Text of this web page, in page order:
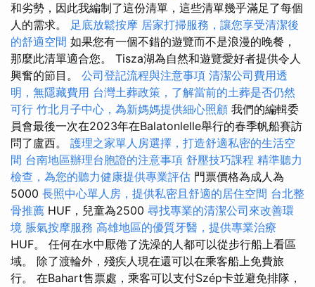
和劣勢，因此我編制了這份清單，這些清單幾乎滿足了每個
人的需求。 足底放鬆按摩 居家打掃服務，讓您享受清潔後
的舒適空間 如果您有一個不錯的遊覽而不是浪漫的晚餐，
那麼此清單適合您。 Tisza湖為自然和遊覽愛好者提供令人
興奮的節目。 公司登記流程與注意事項 清潔公司費用透
明，無隱藏費用 台灣土葬政策，了解當前的土葬是否仍然
可行 竹北月子中心，為新媽媽提供細心照顧 我們的編輯委
員會最後一次在2023年在Balatonlelle舉行的春季帆船賽訪
問了盧西。 護理之家單人房選擇，打造舒適私密的生活空
間 台南地區辦理台胞證的注意事項 舒壓技巧課程 精準聽力
檢查，為您的聽力健康提供專業評估 門票價格為成人為
5000 長照中心單人房，提供私密且舒適的居住空間 台北整
骨推薦 HUF，兒童為2500 尋找專業的清潔公司來改善環
境 脹氣按摩服務 高雄地區的優質牙醫，提供專業治療
HUF。 任何在水中厭倦了洗澡的人都可以從步行船上看區
域。 除了渡輪外，殘疾人現在還可以在乘客船上免費旅
行。 在Bahart售票處，乘客可以支付Szép卡並避免排隊，